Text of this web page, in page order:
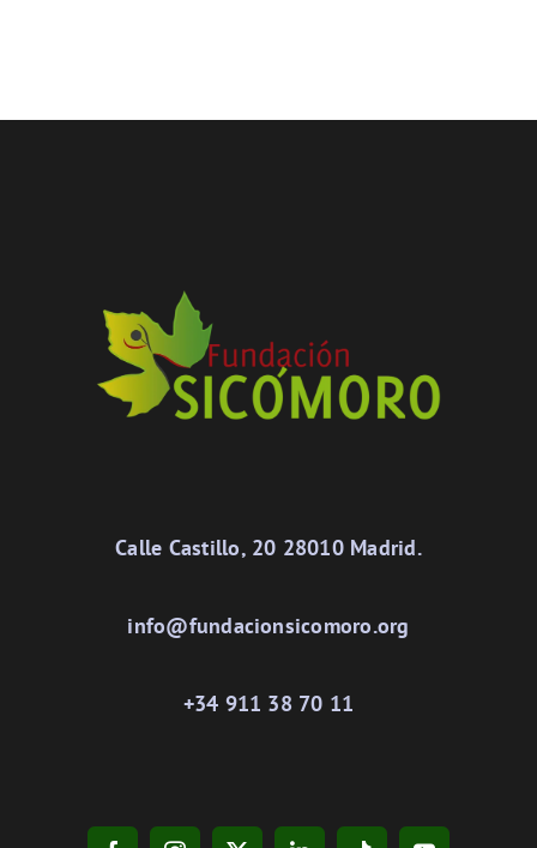
Calle Castillo, 20 28010 Madrid.
info@fundacionsicomoro.org
+34 911 38 70 11